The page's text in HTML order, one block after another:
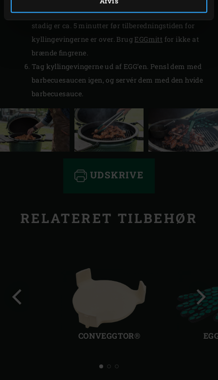
kyllingevingerne på begge sider med sauce, når der
stadig er ca. 5 minutter før tilberedningstiden for
kyllingevingerne er over. Brug EGGmitt for ikke at
brænde fingrene.
Tag kyllingevingerne ud af EGG’en. Pensl dem med
barbecuesaucen igen, og servér dem med den hvide
barbecuesauce.
UDSKRIVE
RELATERET TILBEHØR
CONVEGGTOR®